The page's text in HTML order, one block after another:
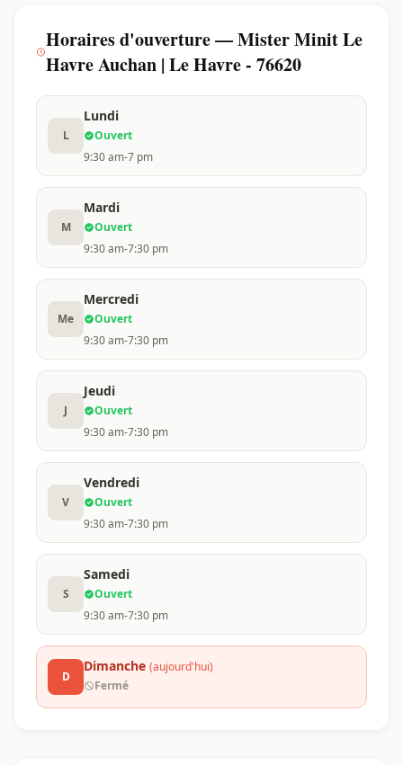
Horaires d'ouverture — Mister Minit Le
Havre Auchan | Le Havre - 76620
L
Lundi
Ouvert
9:30 am-7 pm
M
Mardi
Ouvert
9:30 am-7:30 pm
Me
Mercredi
Ouvert
9:30 am-7:30 pm
J
Jeudi
Ouvert
9:30 am-7:30 pm
V
Vendredi
Ouvert
9:30 am-7:30 pm
S
Samedi
Ouvert
9:30 am-7:30 pm
D
Dimanche (aujourd'hui)
Fermé